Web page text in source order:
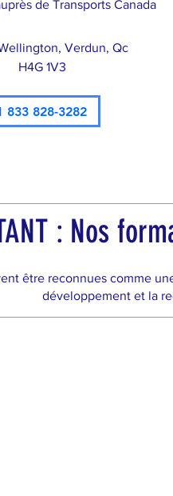
de Transports Canada
Verdun, Qc
H4G 1V3
833 828-3282
: Nos
être reconnues comme
développement et la